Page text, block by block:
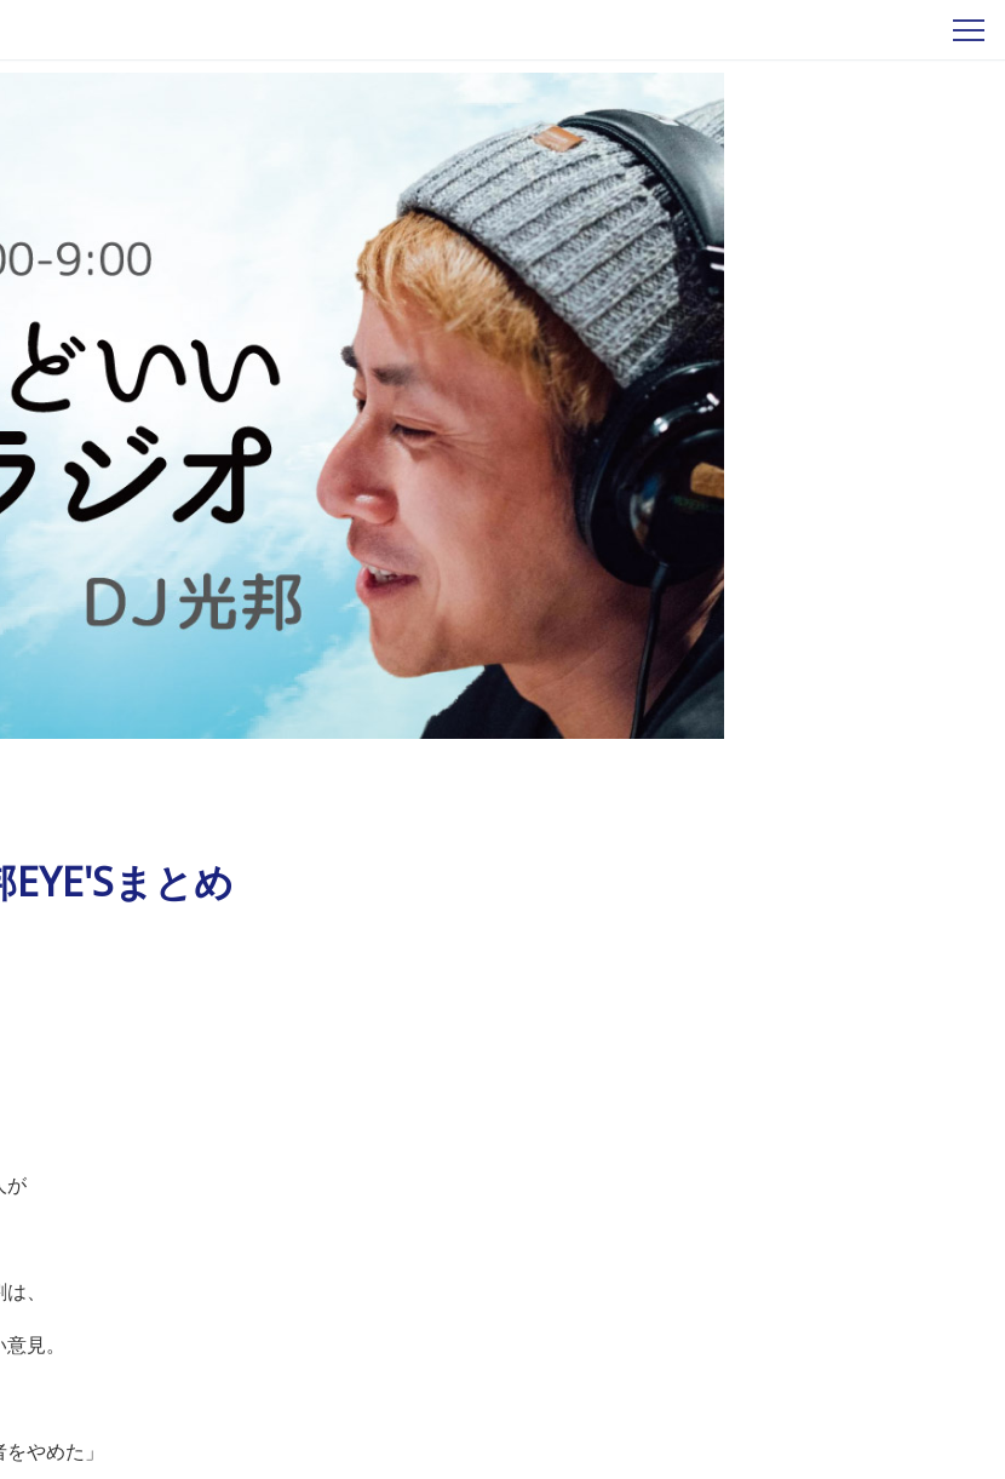
まとめ
が
、
見。
やめた」